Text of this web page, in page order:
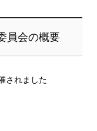
員会の概要
されました